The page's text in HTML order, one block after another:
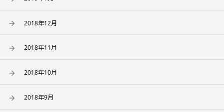
2018年12月
2018年11月
2018年10月
2018年9月